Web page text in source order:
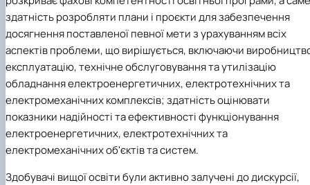
здатність розробляти плани і проєкти для забезпечення
досягнення поставленої певної мети з урахуванням всіх
аспектів проблеми, що вирішується, включаючи
експлуатацію, технічне обслуговування та утилізацію
обладнання електроенергетичних, електротехнічних та
електромеханічних комплексів; здатність оцінювати
показники надійності та ефективності функціонування
електроенергетичних, електротехнічних та
електромеханічних об'єктів та систем.
Здобувачі вищої освіти були активно залучені до дискурсії,